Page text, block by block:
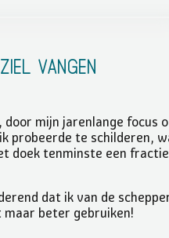
vangen
mijn jarenlange focus
probeerde te schilderen,
doek tenminste een
dat ik van de
beter gebruiken!